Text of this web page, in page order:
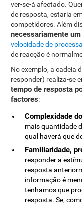
ver-se-á afectado.
de resposta, estaria
competidores. Além
necessariamente
velocidade de
de reacção é
No exemplo, a cadeia
responder) realiza-se
tempo de resposta
factores:
Complexidade
mais quantidade
qual haverá que
Familiaridade,
responder a
resposta
informação é
tenhamos que
resposta. Se,